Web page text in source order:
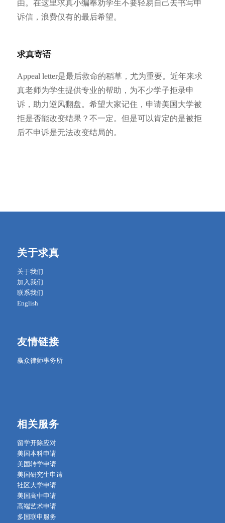
由。在这里求真小编奉劝学生不要轻易自己去书写申
诉信，浪费仅有的最后希望。
求真寄语
Appeal letter是最后救命的稻草，尤为重要。近年来求
真老师为学生提供专业的帮助，为不少学子拒录申
诉，助力逆风翻盘。希望大家记住，申请美国大学被
拒是否能改变结果？不一定。但是可以肯定的是被拒
后不申诉是无法改变结局的。
关于求真
关于我们
加入我们
联系我们
English
友情链接
赢众律师事务所
相关服务
留学开除应对
美国本科申请
美国转学申请
美国研究生申请
社区大学申请
美国高中申请
高端艺术申请
多国联申服务